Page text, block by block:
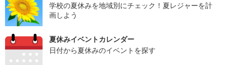
学校の夏休みを地域別にチェック！夏レジャーを計
画しよう
夏休みイベントカレンダー
日付から夏休みのイベントを探す